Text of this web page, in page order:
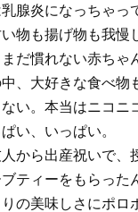
腺炎になっちゃっ
物も揚げ物も我慢
だ慣れない赤ちゃ
、大好きな食べ物
い。本当はニコニ
い、いっぱい。
から出産祝いで、
ティーをもらった
の美味しさにポロ